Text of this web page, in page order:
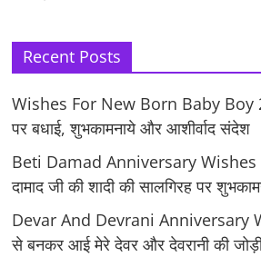
Recent Posts
Wishes For New Born Baby Boy
पर बधाई, शुभकामनाये और आशीर्वाद संदेश
Beti Damad Anniversary Wishes
दामाद जी की शादी की सालगिरह पर
Devar And Devrani Anniversary
से बनकर आई मेरे देवर और देवरानी की